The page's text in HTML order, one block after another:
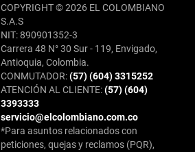
COPYRIGHT © 2026 EL COLOMBIANO
S.A.S
NIT: 890901352-3
Carrera 48 N° 30 Sur - 119, Envigado,
Antioquia, Colombia.
CONMUTADOR:(57) (604) 3315252
ATENCIÓN AL CLIENTE:(57) (604)
3393333
servicio@elcolombiano.com.co
*Para asuntos relacionados con
peticiones, quejas y reclamos (PQR),